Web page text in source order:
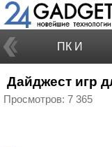
ПК И
НОУТБУКИ
Дайджест игр
Просмотров: 7 365